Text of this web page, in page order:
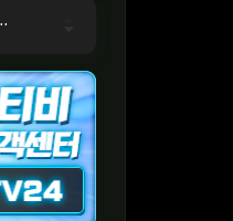
입점 문의 안내]
회원 등급UP! 안내사항]
사항]
⛔람보티비 [공식보증업체 안내]